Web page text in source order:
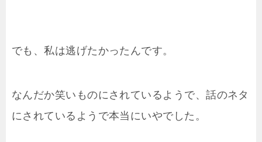
でも、私は逃げたかったんです。
なんだか笑いものにされているようで、話のネタ
にされているようで本当にいやでした。